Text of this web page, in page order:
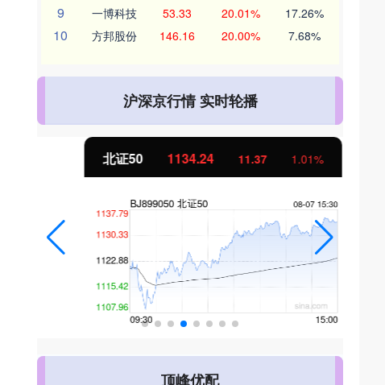
9 一博科技 53.33 20.01% 17.26%
10 方邦股份 146.16 20.00% 7.68%
沪深京行情 实时轮播
北证50 1134.24 11.37 1.01%
顶峰优配